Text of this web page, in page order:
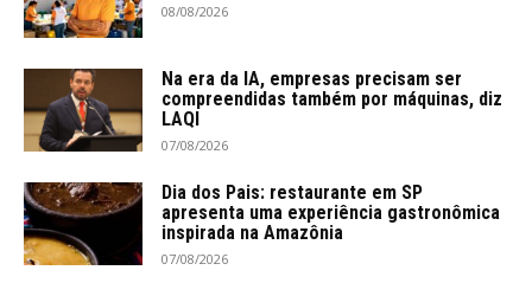
08/08/2026
Na era da IA, empresas precisam ser
compreendidas também por máquinas, diz
LAQI
07/08/2026
Dia dos Pais: restaurante em SP
apresenta uma experiência gastronômica
inspirada na Amazônia
07/08/2026